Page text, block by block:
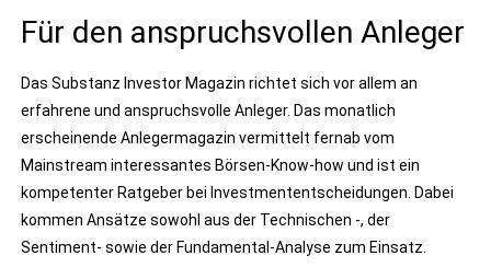
Für den anspruchsvollen Anleger
Das Substanz Investor Magazin richtet sich vor allem an
erfahrene und anspruchsvolle Anleger. Das monatlich
erscheinende Anlegermagazin vermittelt fernab vom
Mainstream interessantes Börsen-Know-how und ist ein
kompetenter Ratgeber bei Investmententscheidungen. Dabei
kommen Ansätze sowohl aus der Technischen -, der
Sentiment- sowie der Fundamental-Analyse zum Einsatz.